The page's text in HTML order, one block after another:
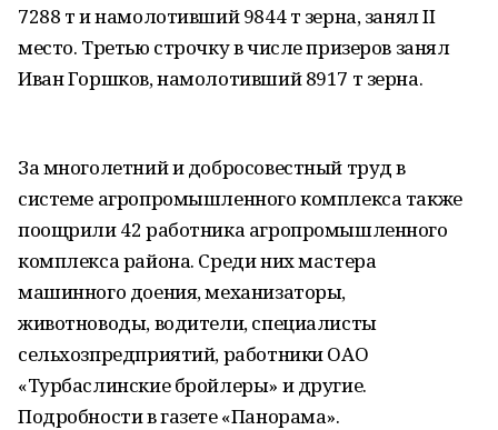
7288 т и намолотивший 9844 т зерна, занял II
место. Третью строчку в числе призеров занял
Иван Горшков, намолотивший 8917 т зерна.
За многолетний и добросовестный труд в
системе агропромышленного комплекса также
поощрили 42 работника агропромышленного
комплекса района. Среди них мастера
машинного доения, механизаторы,
животноводы, водители, специалисты
сельхозпредприятий, работники ОАО
«Турбаслинские бройлеры» и другие.
Подробности в газете «Панорама».